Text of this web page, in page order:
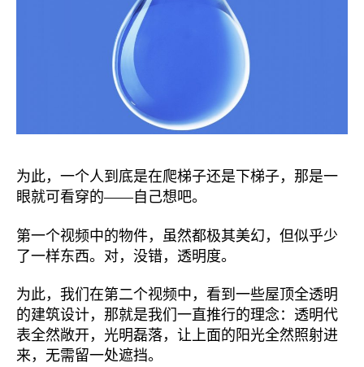
为此，一个人到底是在爬梯子还是下梯子，那是一
眼就可看穿的——自己想吧。
第一个视频中的物件，虽然都极其美幻，但似乎少
了一样东西。对，没错，透明度。
为此，我们在第二个视频中，看到一些屋顶全透明
的建筑设计，那就是我们一直推行的理念：透明代
表全然敞开，光明磊落，让上面的阳光全然照射进
来，无需留一处遮挡。